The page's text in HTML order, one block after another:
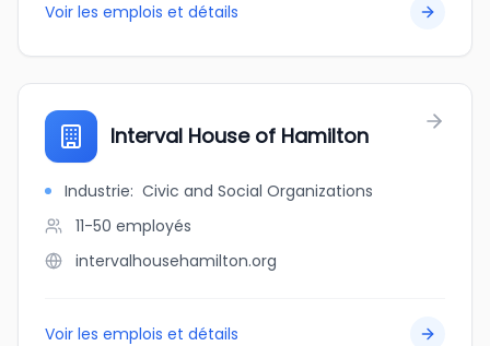
Voir les emplois et détails
Interval House of Hamilton
Industrie: Civic and Social Organizations
11-50 employés
intervalhousehamilton.org
Voir les emplois et détails